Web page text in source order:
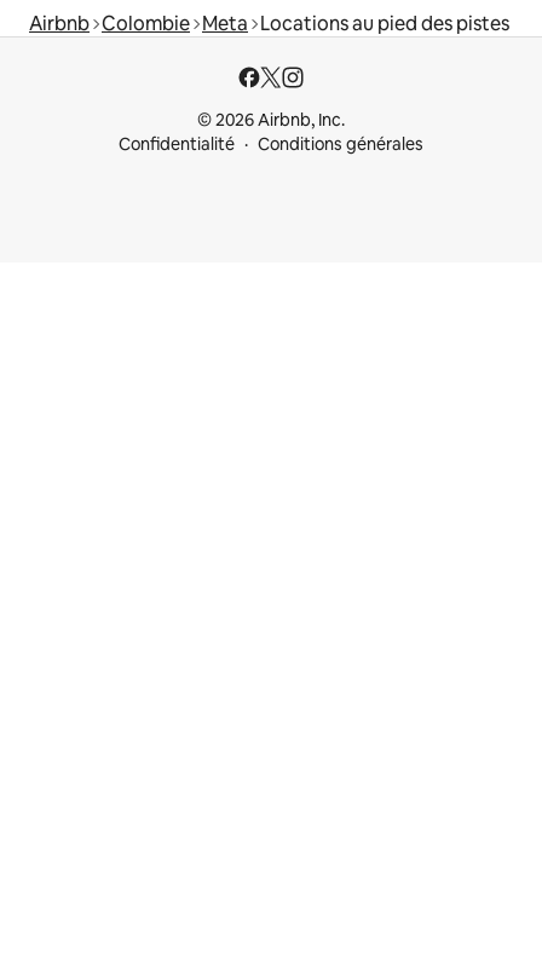
Airbnb Colombie Meta Locations au pied des pistes
© 2026 Airbnb, Inc.
Confidentialité
Conditions générales